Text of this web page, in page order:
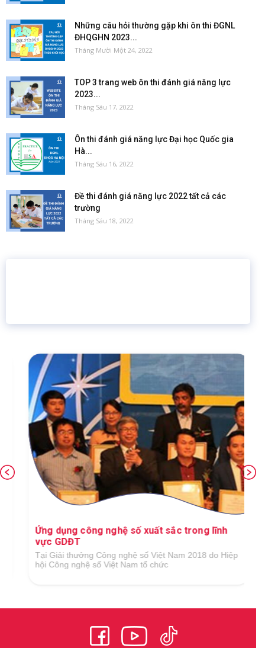
Những câu hỏi thường gặp khi ôn thi ĐGNL
ĐHQGHN 2023...
Tháng Mười Một 24, 2022
TOP 3 trang web ôn thi đánh giá năng lực
2023...
Tháng Sáu 17, 2022
Ôn thi đánh giá năng lực Đại học Quốc gia
Hà...
Tháng Sáu 16, 2022
Đề thi đánh giá năng lực 2022 tất cả các
trường
Tháng Sáu 18, 2022
Ứng dụng công nghệ số xuất sắc trong lĩnh
vực GDĐT
Tại Giải thưởng Công nghệ số Việt Nam 2018 do Hiệp
hội Công nghệ số Việt Nam tổ chức